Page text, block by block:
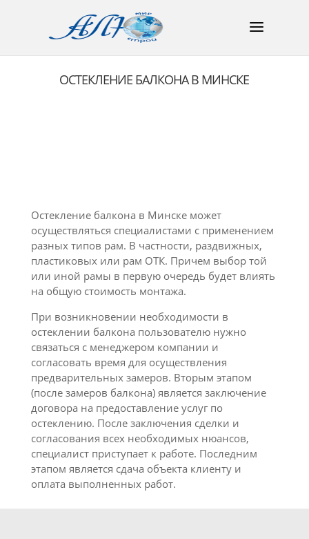
ОСТЕКЛЕНИЕ БАЛКОНА В МИНСКЕ
Остекление балкона в Минске может
осуществляться специалистами с применением
разных типов рам. В частности, раздвижных,
пластиковых или рам ОТК. Причем выбор той
или иной рамы в первую очередь будет влиять
на общую стоимость монтажа.
При возникновении необходимости в
остеклении балкона пользователю нужно
связаться с менеджером компании и
согласовать время для осуществления
предварительных замеров. Вторым этапом
(после замеров балкона) является заключение
договора на предоставление услуг по
остеклению. После заключения сделки и
согласования всех необходимых нюансов,
специалист приступает к работе. Последним
этапом является сдача объекта клиенту и
оплата выполненных работ.